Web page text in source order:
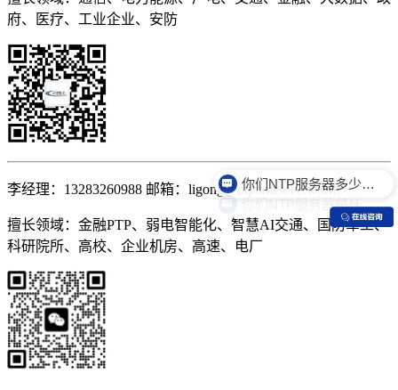
府、医疗、工业企业、安防
李经理：13283260988 邮箱：ligong@ntptimeserver.com
擅长领域：金融PTP、弱电智能化、智慧AI交通、国防军工、
科研院所、高校、企业机房、高速、电厂
你们NTP服务器是什么价格？